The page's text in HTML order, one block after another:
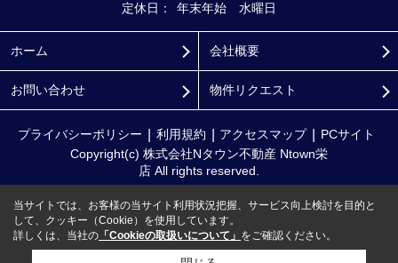
定休日：
年末年始 水曜日
ホーム 会社概要
お問い合わせ 物件リクエスト
プライバシーポリシー 利用規約 アクセスマップ
PCサイト
Copyright(c) 株式会社Nタウン不動産 Ntown栄
店 All rights reserved.
当サイトでは、お客様の当サイト利用状況把握、サービス向上検討を目的と
して、クッキー（Cookie）を使用しています。
詳しくは、当社の 「Cookieの取扱いについて」 をご確認ください。